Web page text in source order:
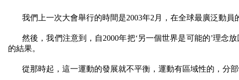
我們上一次大會舉行的時間是2003年2 月，在全球最廣泛動員
然後，我們注意到，自2000年把‘另一個世界是可能的’理念
的結果。
從那時起，這一運動的發展就不平衡，運動有區域性的，分